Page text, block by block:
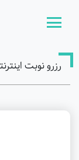
رزرو نوبت